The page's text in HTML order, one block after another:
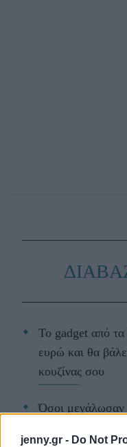
jenny.gr - Do Not
Το gadget από
ευρώ και θα
κουζίνας σου
Όσοι μεγάλωσαν
δεξιότητες